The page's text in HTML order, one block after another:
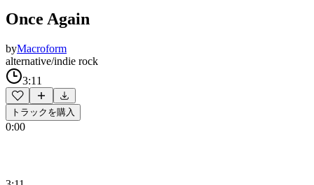
Once Again
byMacroform
alternative/indie rock
3:11
トラックを購入
0:00